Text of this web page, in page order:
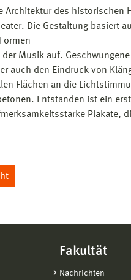
Architektur des
Die Gestaltung basiert
Musik auf.
auch den Eindruck von
Flächen an die
Entstanden ist ein
Plakate,
Fakultät
Nachrichten